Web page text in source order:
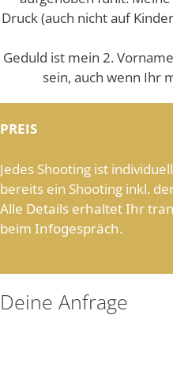
Druck (auch nicht auf
Geduld ist mein 2.
sein, auch wenn Ihr
PREIS
Jedes Shooting ist
bereits ein Shooting inkl.
Alle Details erhaltet Ihr
beim Infogespräch.
Deine Anfrage